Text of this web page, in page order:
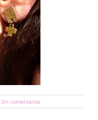
Sin comentarios